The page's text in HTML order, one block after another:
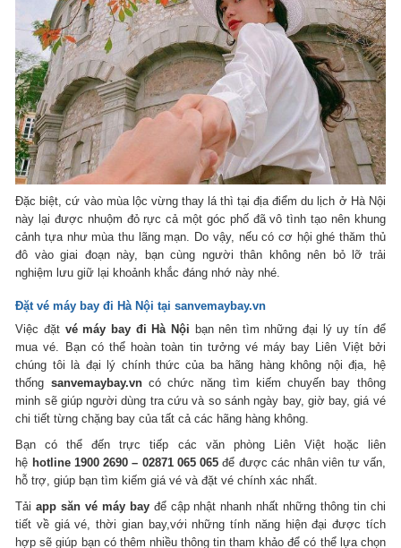
Đặc biệt, cứ vào mùa lộc vừng thay lá thì tại địa điểm du lịch ở Hà Nội
này lại được nhuộm đỏ rực cả một góc phố đã vô tình tạo nên khung
cảnh tựa như mùa thu lãng mạn. Do vậy, nếu có cơ hội ghé thăm thủ
đô vào giai đoạn này, bạn cùng người thân không nên bỏ lỡ trải
nghiệm lưu giữ lại khoảnh khắc đáng nhớ này nhé.
Đặt vé máy bay đi Hà Nội tại sanvemaybay.vn
Việc đặt vé máy bay đi Hà Nội bạn nên tìm những đại lý uy tín để
mua vé. Bạn có thể hoàn toàn tin tưởng vé máy bay Liên Việt bởi
chúng tôi là đại lý chính thức của ba hãng hàng không nội địa, hệ
thống sanvemaybay.vncó chức năng tìm kiếm chuyến bay thông
minh sẽ giúp người dùng tra cứu và so sánh ngày bay, giờ bay, giá vé
chi tiết từng chặng bay của tất cả các hãng hàng không.
Bạn có thể đến trực tiếp các văn phòng Liên Việt hoặc liên
hệ hotline 1900 2690 – 02871 065 065 để được các nhân viên tư vấn,
hỗ trợ, giúp bạn tìm kiếm giá vé và đặt vé chính xác nhất.
Tảiapp săn vé máy bayđể cập nhật nhanh nhất những thông tin chi
tiết về giá vé, thời gian bay,với những tính năng hiện đại được tích
hợp sẽ giúp bạn có thêm nhiều thông tin tham khảo để có thể lựa chọn